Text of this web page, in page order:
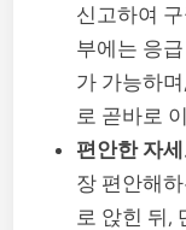
신고하여
부에는 응
가 가능하
로 곧바로
편안한 자
장 편안해
로 앉힌 뒤,